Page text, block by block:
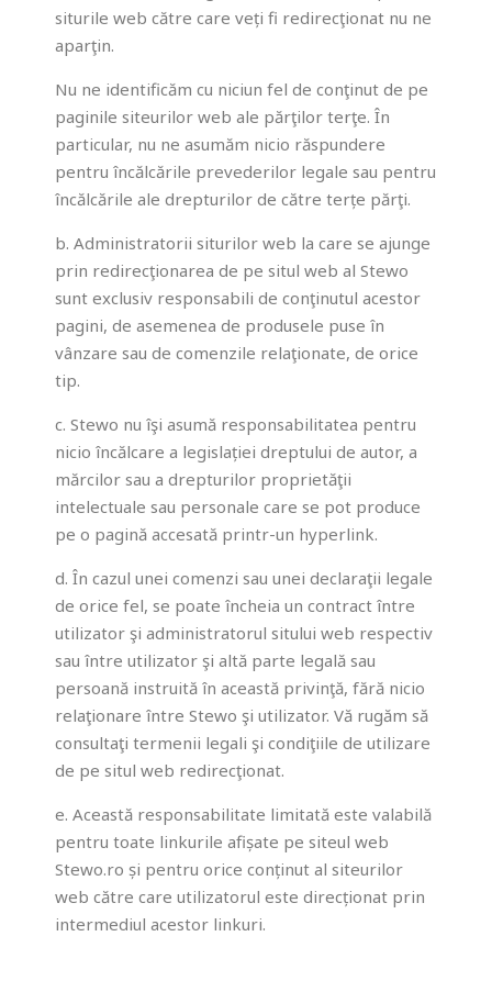
siturile web către care veți fi redirecţionat nu ne
aparţin.
Nu ne identificăm cu niciun fel de conţinut de pe
paginile siteurilor web ale părţilor terţe. În
particular, nu ne asumăm nicio răspundere
pentru încălcările prevederilor legale sau pentru
încălcările ale drepturilor de către terțe părţi.
b. Administratorii siturilor web la care se ajunge
prin redirecţionarea de pe situl web al Stewo
sunt exclusiv responsabili de conţinutul acestor
pagini, de asemenea de produsele puse în
vânzare sau de comenzile relaţionate, de orice
tip.
c. Stewo nu îşi asumă responsabilitatea pentru
nicio încălcare a legislației dreptului de autor, a
mărcilor sau a drepturilor proprietăţii
intelectuale sau personale care se pot produce
pe o pagină accesată printr-un hyperlink.
d. În cazul unei comenzi sau unei declaraţii legale
de orice fel, se poate încheia un contract între
utilizator şi administratorul sitului web respectiv
sau între utilizator şi altă parte legală sau
persoană instruită în această privinţă, fără nicio
relaţionare între Stewo şi utilizator. Vă rugăm să
consultaţi termenii legali şi condiţiile de utilizare
de pe situl web redirecţionat.
e. Această responsabilitate limitată este valabilă
pentru toate linkurile afișate pe siteul web
Stewo.ro și pentru orice conținut al siteurilor
web către care utilizatorul este direcționat prin
intermediul acestor linkuri.